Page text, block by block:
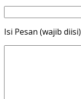
Isi Pesan (wajib diisi)